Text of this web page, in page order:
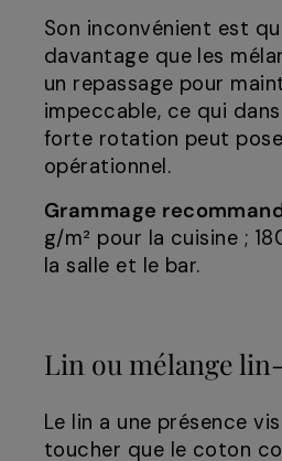
Son inconvénient est
davantage que les
un repassage pour
impeccable, ce qui
forte rotation peut
opérationnel.
Grammage
g/m² pour la cuisine ;
la salle et le bar.
Lin ou mélange
Le lin a une présence
toucher que le coton